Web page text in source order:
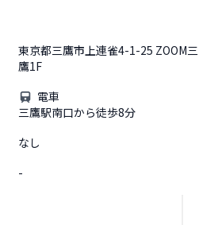
東京都三鷹市上連雀4-1-25 ZOOM三
鷹1F
電車
三鷹駅南口から徒歩8分
なし
-